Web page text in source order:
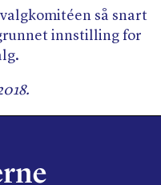
så snart
innstilling for